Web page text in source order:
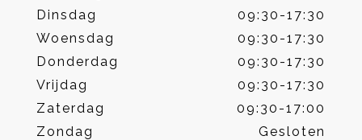
Dinsdag
09:30-17:30
Woensdag
09:30-17:30
Donderdag
09:30-17:30
Vrijdag
09:30-17:30
Zaterdag
09:30-17:00
Zondag
Gesloten